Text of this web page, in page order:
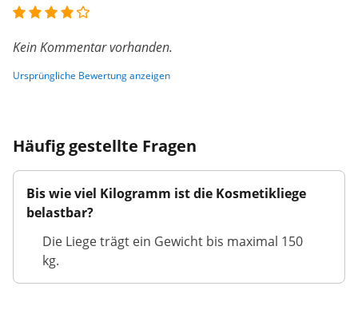
Kein Kommentar vorhanden.
Ursprüngliche Bewertung anzeigen
Häufig gestellte Fragen
Bis wie viel Kilogramm ist die Kosmetikliege
belastbar?
Die Liege trägt ein Gewicht bis maximal 150
kg.